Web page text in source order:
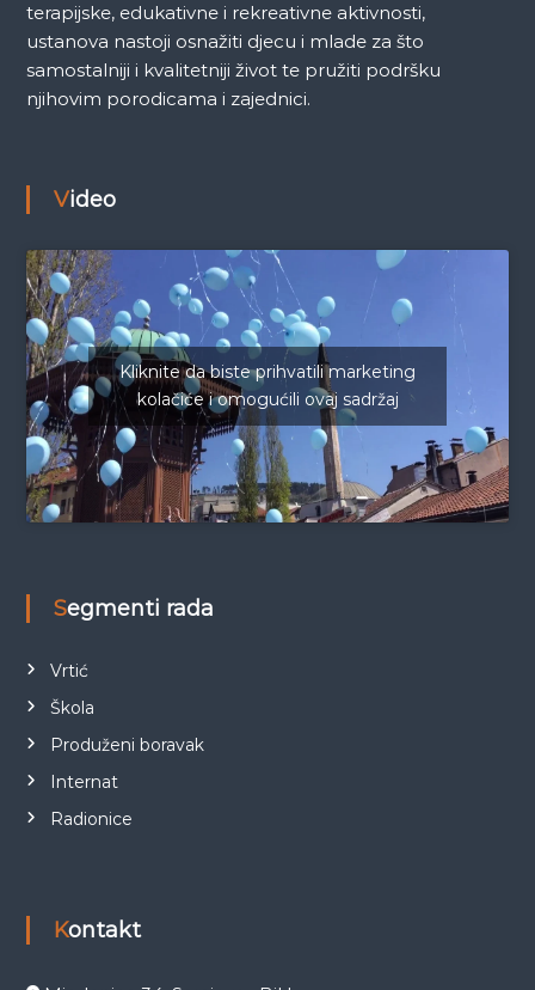
terapijske, edukativne i rekreativne aktivnosti,
ustanova nastoji osnažiti djecu i mlade za što
samostalniji i kvalitetniji život te pružiti podršku
njihovim porodicama i zajednici.
Video
Kliknite da biste prihvatili marketing
kolačiće i omogućili ovaj sadržaj
Segmenti rada
Vrtić
Škola
Produženi boravak
Internat
Radionice
Kontakt